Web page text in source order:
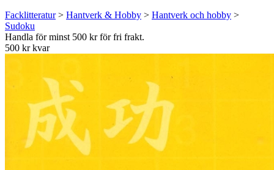
Facklitteratur> Hantverk & Hobby > Hantverk och hobby >
Sudoku
Handla för minst 500 kr för fri frakt.
500 kr kvar